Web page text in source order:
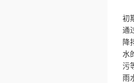
初
通
降
水
污
雨